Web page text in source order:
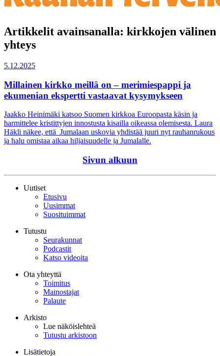
Artikkelit avainsanalla: kirkkojen välinen
yhteys
5.12.2025
Millainen kirkko meillä on – merimiespappi ja
ekumenian ekspertti vastaavat kysymykseen
Jaakko Heinimäki katsoo Suomen kirkkoa Euroopasta käsin ja
harmittelee kristittyjen innostusta kisailla oikeassa olemisesta. Laura
Häkli näkee, että Jumalaan uskovia yhdistää juuri nyt rauhanrukous
ja halu omistaa aikaa hiljaisuudelle ja Jumalalle.
Sivun alkuun
Uutiset
Etusivu
Uusimmat
Suosituimmat
Tutustu
Seurakunnat
Podcastit
Katso videoita
Ota yhteyttä
Toimitus
Mainostajat
Palaute
Arkisto
Lue näköislehteä
Tutustu arkistoon
Lisätietoja